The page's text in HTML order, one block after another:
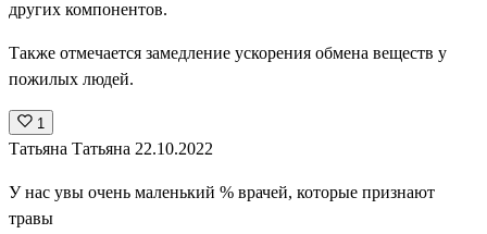
других компонентов.
Также отмечается замедление ускорения обмена веществ у
пожилых людей.
1
Татьяна Татьяна 22.10.2022
У нас увы очень маленький % врачей, которые признают
травы